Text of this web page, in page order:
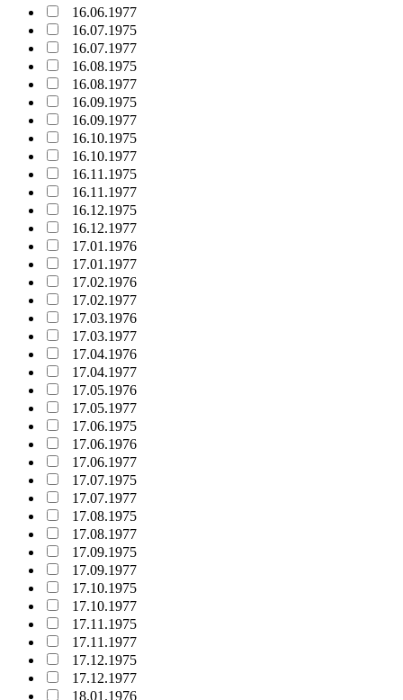
16.06.1977
16.07.1975
16.07.1977
16.08.1975
16.08.1977
16.09.1975
16.09.1977
16.10.1975
16.10.1977
16.11.1975
16.11.1977
16.12.1975
16.12.1977
17.01.1976
17.01.1977
17.02.1976
17.02.1977
17.03.1976
17.03.1977
17.04.1976
17.04.1977
17.05.1976
17.05.1977
17.06.1975
17.06.1976
17.06.1977
17.07.1975
17.07.1977
17.08.1975
17.08.1977
17.09.1975
17.09.1977
17.10.1975
17.10.1977
17.11.1975
17.11.1977
17.12.1975
17.12.1977
18.01.1976